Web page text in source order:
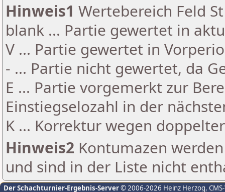
Hinweis1 Wertebereich Feld
blank ... Partie gewertet in
V ... Partie gewertet in
- ... Partie nicht gewertet, da
E ... Partie vorgemerkt zur
Einstiegselozahl in der
K ... Korrektur wegen
Hinweis2 Kontumazen
und sind in der Liste nicht
Der Schachturnier-Ergebnis-Server© 2006-2026 Heinz Herzog,